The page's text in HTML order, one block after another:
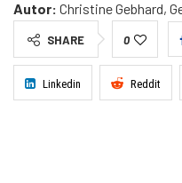
Autor: Christine Gebhard,
SHARE 0
Linkedin Reddit